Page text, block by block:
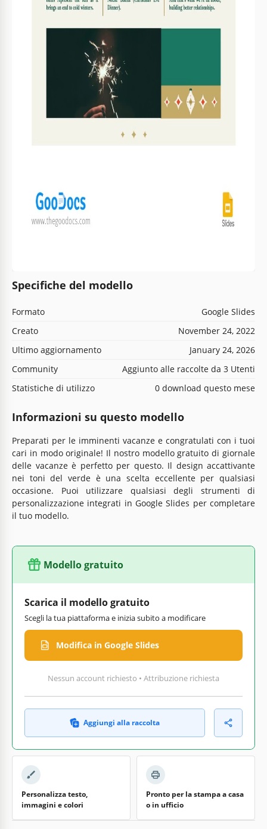
Specifiche del modello
Formato
Google Slides
Creato
November 24, 2022
Ultimo aggiornamento
January 24, 2026
Community
Aggiunto alle raccolte da 3 Utenti
Statistiche di utilizzo
0 download questo mese
Informazioni su questo modello
Preparati per le imminenti vacanze e congratulati con i tuoi
cari in modo originale! Il nostro modello gratuito di giornale
delle vacanze è perfetto per questo. Il design accattivante
nei toni del verde è una scelta eccellente per qualsiasi
occasione. Puoi utilizzare qualsiasi degli strumenti di
personalizzazione integrati in Google Slides per completare
il tuo modello.
Modello gratuito
Scarica il modello gratuito
Scegli la tua piattaforma e inizia subito a modificare
Modifica in Google Slides
Nessun account richiesto • Attribuzione richiesta
Aggiungi alla raccolta
Personalizza testo,
immagini e colori
Pronto per la stampa a casa
o in ufficio